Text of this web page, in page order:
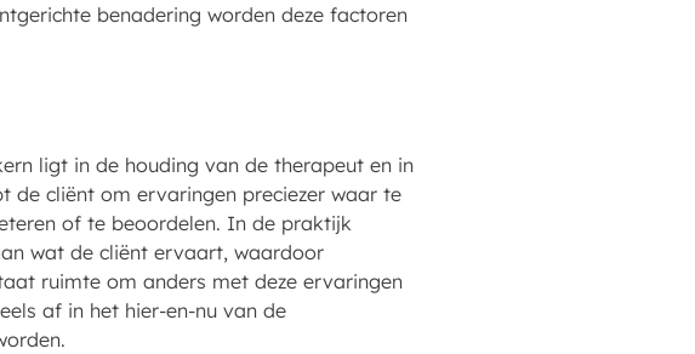
benadering worden deze factoren
ligt in de houding van de therapeut en in
de cliënt om ervaringen preciezer waar te
of te beoordelen. In de praktijk
wat de cliënt ervaart, waardoor
ruimte om anders met deze ervaringen
af in het hier-en-nu van de